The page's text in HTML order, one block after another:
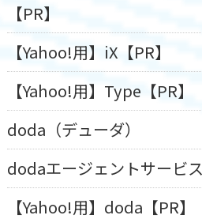
【PR】
【Yahoo!用】iX【PR】
【Yahoo!用】Type【PR】
doda（デューダ）
dodaエージェントサービス
【Yahoo!用】doda【PR】